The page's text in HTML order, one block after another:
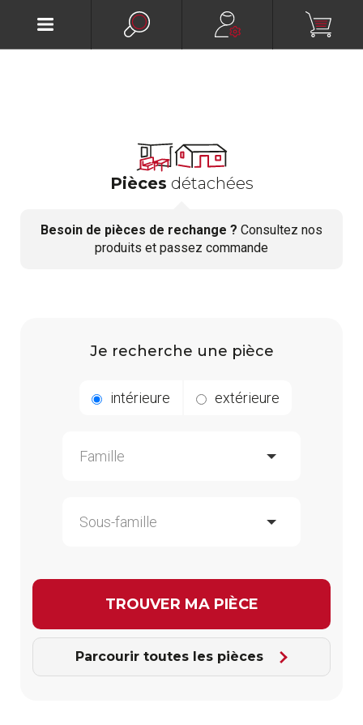
Pièces détachées
Besoin de pièces de rechange ? Consultez nos
produits et passez commande
Je recherche une pièce
intérieure extérieure
Parcourir toutes les pièces